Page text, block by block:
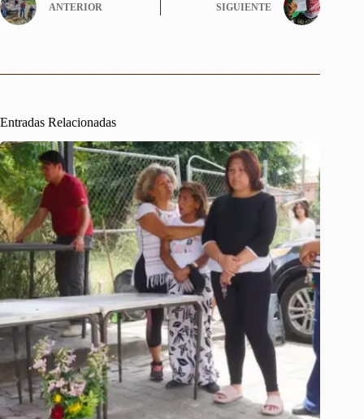
ANTERIOR SIGUIENTE
Entradas Relacionadas